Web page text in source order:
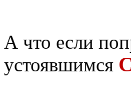
А что если
устоявшимся